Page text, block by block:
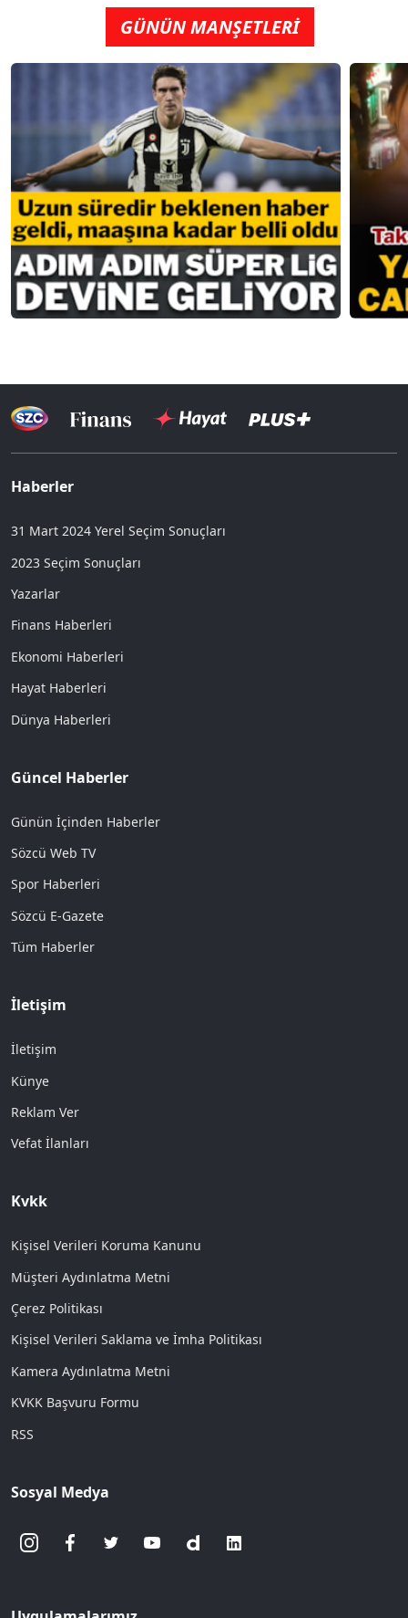
GÜNÜN MANŞETLERİ
Haberler - Yazarlar
Emin Çölaşan
7 Ağustos 2026 - 22:58
Sevgiliokurlarım, hep bildiğimiz gibi insanlar
Mert olanlar ve olmayanlar.
Yürekli olanlar ve olmayanlar.
Korkaklar ve korkmayanlar.
Erkekleri bir yana bırakıyorum. Son aylarda
bu tanımlar aslında bizim özellikle
belediye başkanlarımız üzerinden, ister
istemez test edildi.
Bazılarını izledikçe gurur duyduk, bazıları için
kaldık.
açısından değerlendirip oy vermiş ve başkan
seçmişti.